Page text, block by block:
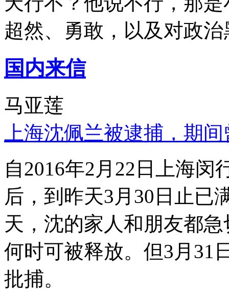
超然、勇敢，以及对政
国内来信
马亚莲
上海沈佩兰被逮捕，期
自2016年2月22日上海
后，到昨天3月30日止已
天，沈的家人和朋友都
何时可被释放。但3月31
批捕。